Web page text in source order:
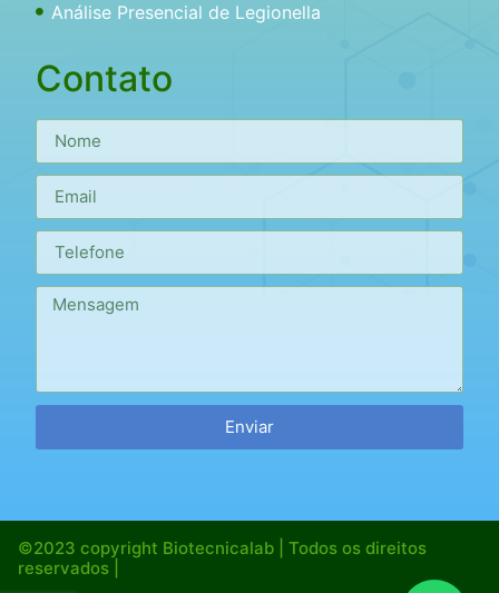
Análise Presencial de Legionella
Contato
Enviar
©2023 copyright Biotecnicalab | Todos os direitos
reservados |